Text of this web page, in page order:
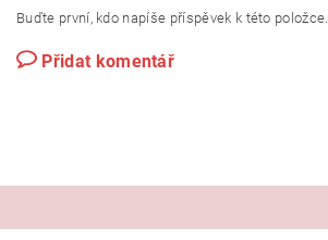
Buďte první, kdo napíše příspěvek k této položce.
Přidat komentář